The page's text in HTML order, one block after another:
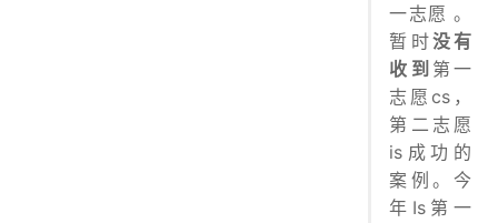
一志愿 。
暂时没有
收到 第一
志愿cs，
第二志愿
is成功的
案例。今
年Is第一